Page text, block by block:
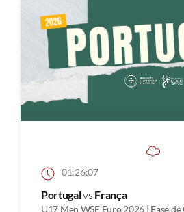
01:26:07
Portugalvs França
U17 Men WSE Euro 2026 | Fase